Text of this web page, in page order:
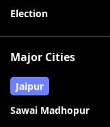
Election
Major Cities
Jaipur
Sawai Madhopur